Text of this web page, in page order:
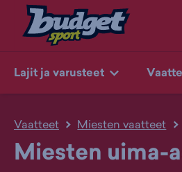
Lajit ja varusteet
Vaatteet Miesten vaatteet
Miesten uima-